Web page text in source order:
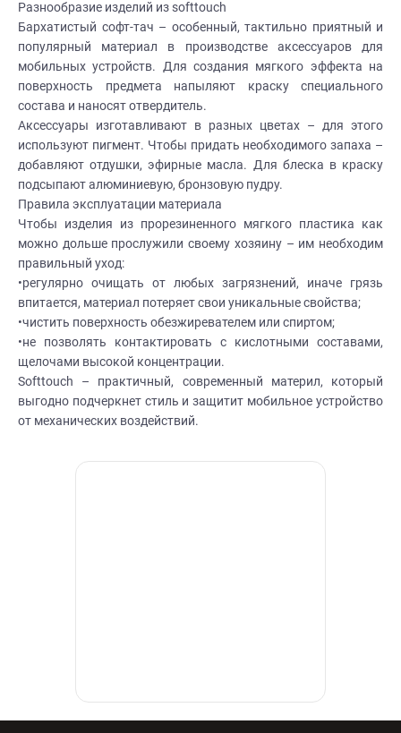
Разнообразие изделий из softtouch
Бархатистый софт-тач – особенный, тактильно приятный и
популярный материал в производстве аксессуаров для
мобильных устройств. Для создания мягкого эффекта на
поверхность предмета напыляют краску специального
состава и наносят отвердитель.
Аксессуары изготавливают в разных цветах – для этого
используют пигмент. Чтобы придать необходимого запаха –
добавляют отдушки, эфирные масла. Для блеска в краску
подсыпают алюминиевую, бронзовую пудру.
Правила эксплуатации материала
Чтобы изделия из прорезиненного мягкого пластика как
можно дольше прослужили своему хозяину – им необходим
правильный уход:
•регулярно очищать от любых загрязнений, иначе грязь
впитается, материал потеряет свои уникальные свойства;
•чистить поверхность обезжиревателем или спиртом;
•не позволять контактировать с кислотными составами,
щелочами высокой концентрации.
Softtouch – практичный, современный материл, который
выгодно подчеркнет стиль и защитит мобильное устройство
от механических воздействий.